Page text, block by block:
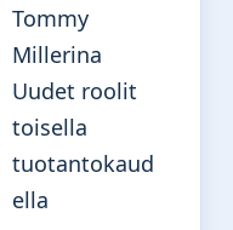
Tommy
Millerina
Uudet roolit
toisella
tuotantokaud
ella